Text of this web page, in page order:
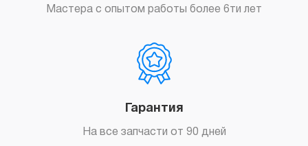
Мастера с опытом работы более 6ти лет
Гарантия
На все запчасти от 90 дней